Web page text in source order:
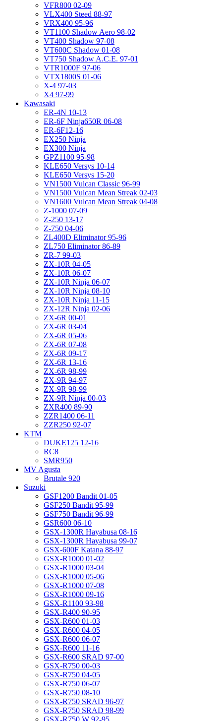
VFR800 02-09
VLX400 Steed 88-97
VRX400 95-96
VT1100 Shadow Aero 98-02
VT400 Shadow 97-08
VT600C Shadow 01-08
VT750 Shadow A.C.E. 97-01
VTR1000F 97-06
VTX1800S 01-06
X-4 97-03
X4 97-99
Kawasaki
ER-4N 10-13
ER-6F Ninja650R 06-08
ER-6F12-16
EX250 Ninja
EX300 Ninja
GPZ1100 95-98
KLE650 Versys 10-14
KLE650 Versys 15-20
VN1500 Vulcan Classic 96-99
VN1500 Vulcan Mean Streak 02-03
VN1600 Vulcan Mean Streak 04-08
Z-1000 07-09
Z-250 13-17
Z-750 04-06
ZL400D Eliminator 95-96
ZL750 Eliminator 86-89
ZR-7 99-03
ZX-10R 04-05
ZX-10R 06-07
ZX-10R Ninja 06-07
ZX-10R Ninja 08-10
ZX-10R Ninja 11-15
ZX-12R Ninja 02-06
ZX-6R 00-01
ZX-6R 03-04
ZX-6R 05-06
ZX-6R 07-08
ZX-6R 09-17
ZX-6R 13-16
ZX-6R 98-99
ZX-9R 94-97
ZX-9R 98-99
ZX-9R Ninja 00-03
ZXR400 89-90
ZZR1400 06-11
ZZR250 92-07
KTM
DUKE125 12-16
RC8
SMR950
MV Agusta
Brutale 920
Suzuki
GSF1200 Bandit 01-05
GSF250 Bandit 95-99
GSF750 Bandit 96-99
GSR600 06-10
GSX-1300R Hayabusa 08-16
GSX-1300R Hayabusa 99-07
GSX-600F Katana 88-97
GSX-R1000 01-02
GSX-R1000 03-04
GSX-R1000 05-06
GSX-R1000 07-08
GSX-R1000 09-16
GSX-R1100 93-98
GSX-R400 90-95
GSX-R600 01-03
GSX-R600 04-05
GSX-R600 06-07
GSX-R600 11-16
GSX-R600 SRAD 97-00
GSX-R750 00-03
GSX-R750 04-05
GSX-R750 06-07
GSX-R750 08-10
GSX-R750 SRAD 96-97
GSX-R750 SRAD 98-99
GSX-R750 W 92-95